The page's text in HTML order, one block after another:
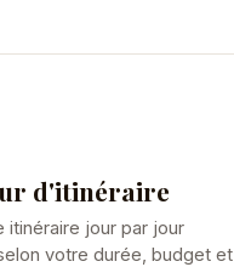
d'itinéraire
itinéraire jour par jour
votre durée, budget et